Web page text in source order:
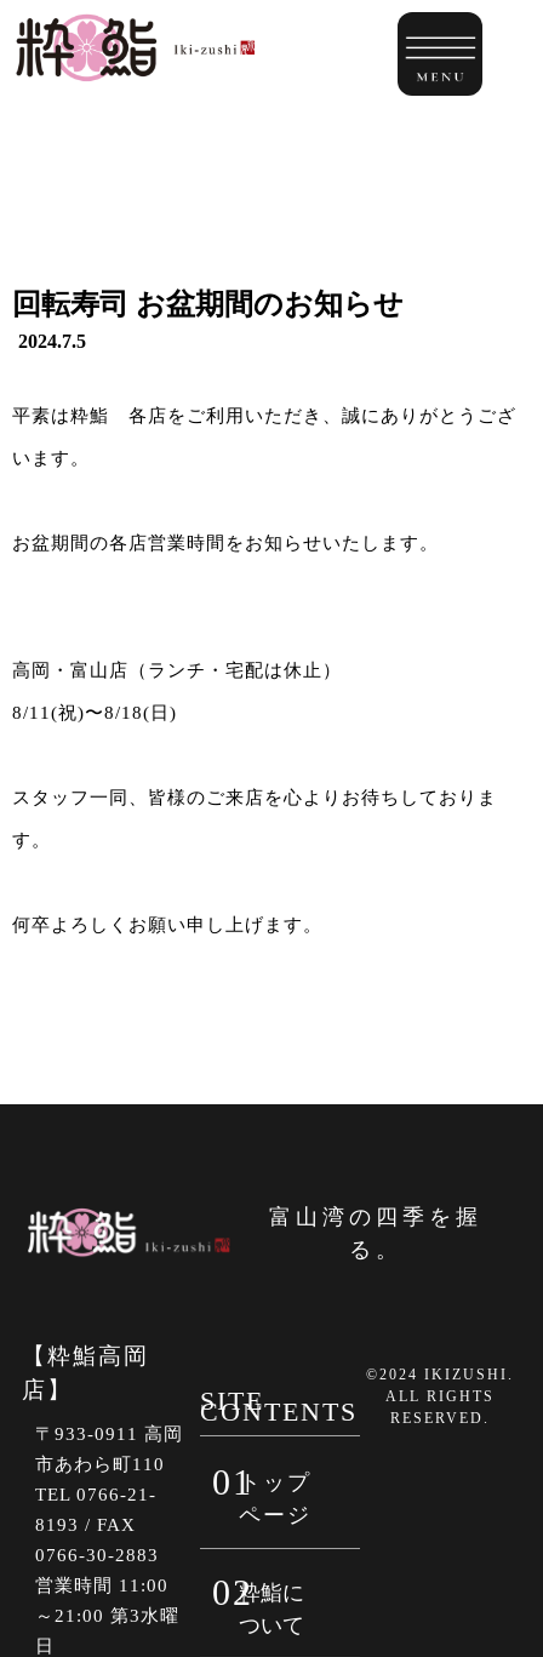
回転寿司 お盆期間のお知らせ
2024.7.5
平素は粋鮨 各店をご利用いただき、誠にありがとうござ
います。
お盆期間の各店営業時間をお知らせいたします。
高岡・富山店（ランチ・宅配は休止）
8/11(祝)〜8/18(日)
スタッフ一同、皆様のご来店を心よりお待ちしておりま
す。
何卒よろしくお願い申し上げます。
富山湾の四季を握
る。
【粋鮨高岡
店】
〒933-0911 高岡
市あわら町110
TEL 0766-21-
8193 / FAX
0766-30-2883
営業時間 11:00
～21:00 第3水曜
日
SITE
CONTENTS
01トップ
ページ
02粋鮨に
ついて
©2024 IKIZUSHI.
ALL RIGHTS
RESERVED.